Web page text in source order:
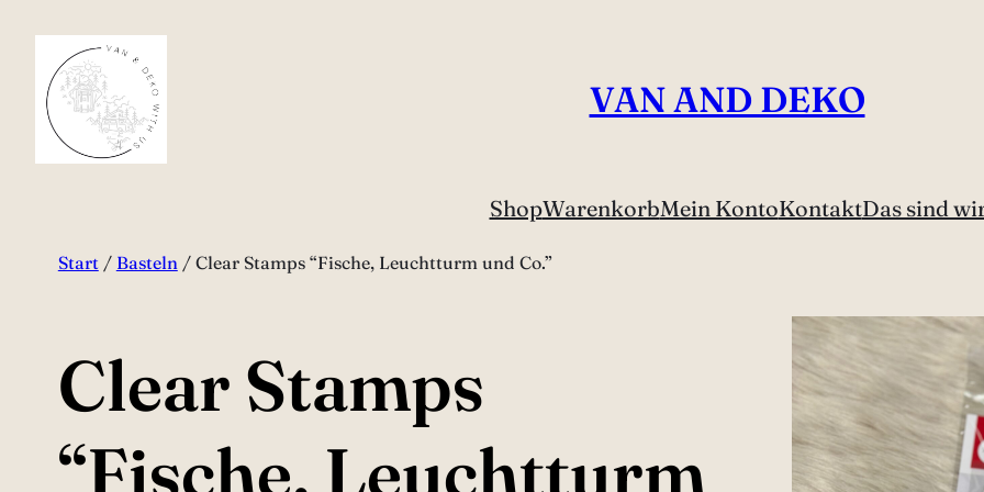
Inhalt
springen
VAN AND DEKO
ShopWarenkorbMein KontoKontaktDas sind
Start/ Basteln / Clear Stamps “Fische, Leuchtturm und Co.”
Clear Stamps
“Fische, Leuchtturm